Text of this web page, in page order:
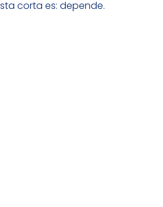
corta es: depende.